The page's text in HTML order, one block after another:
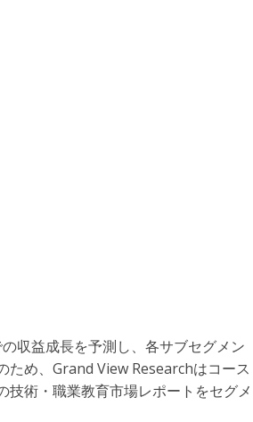
収益成長を予測し、各サブセグメン
ため、Grand View Researchはコース
術・職業教育市場レポートをセグメ